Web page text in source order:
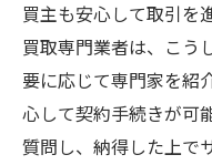
買主も安心して取引を
買取専門業者は、こう
要に応じて専門家を紹
心して契約手続きが可
質問し、納得した上で